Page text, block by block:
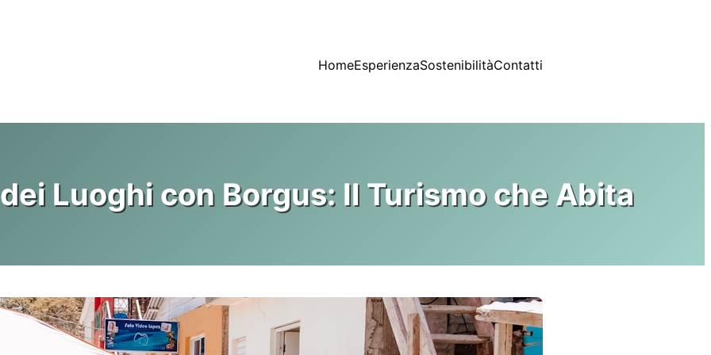
HomeEsperienzaSostenibilitàContatti
Luoghi con Borgus: Il Turismo che Abita